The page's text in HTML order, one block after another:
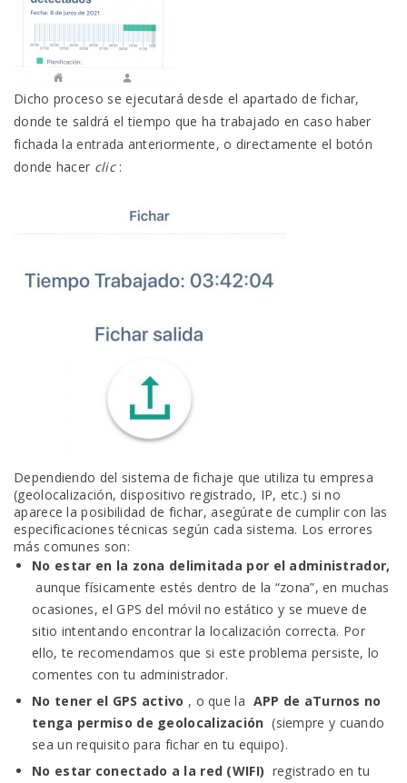
Dicho proceso se ejecutará desde el apartado de fichar,
donde te saldrá el tiempo que ha trabajado en caso haber
fichada la entrada anteriormente, o directamente el botón
donde hacer clic:
Dependiendo del sistema de fichaje que utiliza tu empresa
(geolocalización, dispositivo registrado, IP, etc.) si no
aparece la posibilidad de fichar, asegúrate de cumplir con las
especificaciones técnicas según cada sistema. Los errores
más comunes son:
No estar en la zona delimitada por el administrador,
aunque físicamente estés dentro de la “zona”, en muchas
ocasiones, el GPS del móvil no estático y se mueve de
sitio intentando encontrar la localización correcta. Por
ello, te recomendamos que si este problema persiste, lo
comentes con tu administrador.
No tener el GPS activo , o que la APP de aTurnos no
tenga permiso de geolocalización (siempre y cuando
sea un requisito para fichar en tu equipo).
No estar conectado a la red (WIFI) registrado en tu